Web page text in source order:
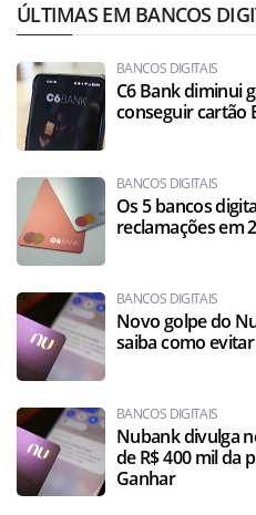
ÚLTIMAS EM BANCOS
BANCOS DIGITAIS
C6 Bank diminui
conseguir cartão
BANCOS DIGITAIS
Os 5 bancos
reclamações em
BANCOS DIGITAIS
Novo golpe do
saiba como
BANCOS DIGITAIS
Nubank divulga
de R$ 400 mil da
Ganhar